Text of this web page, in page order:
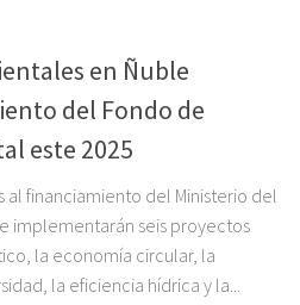
en Ñuble
del Fondo de
este 2025
al financiamiento del Ministerio del
implementarán seis proyectos
la economía circular, la
la eficiencia hídrica y la...